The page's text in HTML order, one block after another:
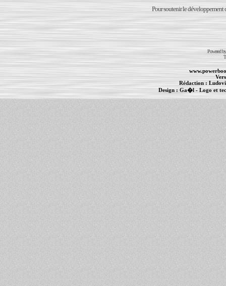
Pour soutenir le développement
Powered
Rédaction :
Design :Ga�l- Logo et
PowerBook